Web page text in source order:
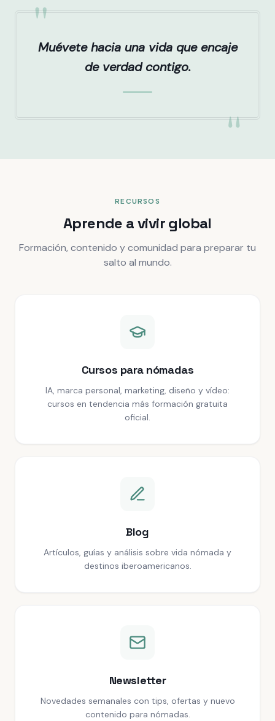
"
"
Muévete hacia una vida que encaje
de verdad contigo.
RECURSOS
Aprende a vivir global
Formación, contenido y comunidad para preparar tu
salto al mundo.
Cursos para nómadas
IA, marca personal, marketing, diseño y vídeo:
cursos en tendencia más formación gratuita
oficial.
Blog
Artículos, guías y análisis sobre vida nómada y
destinos iberoamericanos.
Newsletter
Novedades semanales con tips, ofertas y nuevo
contenido para nómadas.